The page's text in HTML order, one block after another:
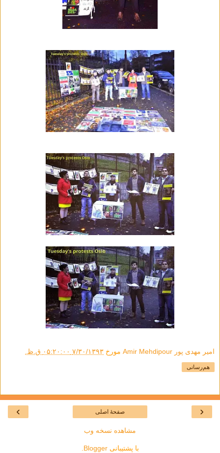
امیر مهدی پور Amir Mehdipour مورخ ۷/۳۰/۱۳۹۳ ۰۵:۲۰:۰۰ ق.ظ.
هم‌رسانی
‹
› صفحهٔ اصلی
مشاهده نسخه وب
با پشتیبانیBlogger
.